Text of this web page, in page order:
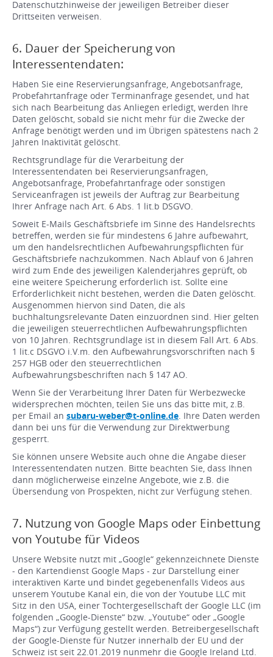
Datenschutzhinweise der jeweiligen Betreiber dieser
Drittseiten verweisen.
6. Dauer der Speicherung von
Interessentendaten:
Haben Sie eine Reservierungsanfrage, Angebotsanfrage,
Probefahrtanfrage oder Terminanfrage gesendet, und hat
sich nach Bearbeitung das Anliegen erledigt, werden Ihre
Daten gelöscht, sobald sie nicht mehr für die Zwecke der
Anfrage benötigt werden und im Übrigen spätestens nach 2
Jahren Inaktivität gelöscht.
Rechtsgrundlage für die Verarbeitung der
Interessentendaten bei Reservierungsanfragen,
Angebotsanfrage, Probefahrtanfrage oder sonstigen
Serviceanfragen ist jeweils der Auftrag zur Bearbeitung
Ihrer Anfrage nach Art. 6 Abs. 1 lit.b DSGVO.
Soweit E-Mails Geschäftsbriefe im Sinne des Handelsrechts
betreffen, werden sie für mindestens 6 Jahre aufbewahrt,
um den handelsrechtlichen Aufbewahrungspflichten für
Geschäftsbriefe nachzukommen. Nach Ablauf von 6 Jahren
wird zum Ende des jeweiligen Kalenderjahres geprüft, ob
eine weitere Speicherung erforderlich ist. Sollte eine
Erforderlichkeit nicht bestehen, werden die Daten gelöscht.
Ausgenommen hiervon sind Daten, die als
buchhaltungsrelevante Daten einzuordnen sind. Hier gelten
die jeweiligen steuerrechtlichen Aufbewahrungspflichten
von 10 Jahren. Rechtsgrundlage ist in diesem Fall Art. 6 Abs.
1 lit.c DSGVO i.V.m. den Aufbewahrungsvorschriften nach §
257 HGB oder den steuerrechtlichen
Aufbewahrungsbeschriften nach § 147 AO.
Wenn Sie der Verarbeitung Ihrer Daten für Werbezwecke
widersprechen möchten, teilen Sie uns das bitte mit, z.B.
per Email an subaru-weber@t-online.de . Ihre Daten werden
dann bei uns für die Verwendung zur Direktwerbung
gesperrt.
Sie können unsere Website auch ohne die Angabe dieser
Interessentendaten nutzen. Bitte beachten Sie, dass Ihnen
dann möglicherweise einzelne Angebote, wie z.B. die
Übersendung von Prospekten, nicht zur Verfügung stehen.
7. Nutzung von Google Maps oder Einbettung
von Youtube für Videos
Unsere Website nutzt mit „Google“ gekennzeichnete Dienste
- den Kartendienst Google Maps - zur Darstellung einer
interaktiven Karte und bindet gegebenenfalls Videos aus
unserem Youtube Kanal ein, die von der Youtube LLC mit
Sitz in den USA, einer Tochtergesellschaft der Google LLC (im
folgenden „Google-Dienste“ bzw. „Youtube“ oder „Google
Maps“) zur Verfügung gestellt werden. Betreibergesellschaft
der Google-Dienste für Nutzer innerhalb der EU und der
Schweiz ist seit 22.01.2019 nunmehr die Google Ireland Ltd.